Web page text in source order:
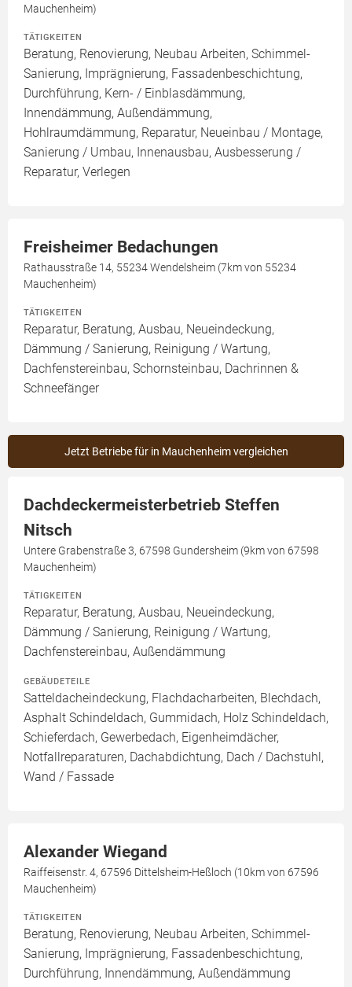
Mauchenheim)
TÄTIGKEITEN
Beratung, Renovierung, Neubau Arbeiten, Schimmel-
Sanierung, Imprägnierung, Fassadenbeschichtung,
Durchführung, Kern- / Einblasdämmung,
Innendämmung, Außendämmung,
Hohlraumdämmung, Reparatur, Neueinbau / Montage,
Sanierung / Umbau, Innenausbau, Ausbesserung /
Reparatur, Verlegen
Freisheimer Bedachungen
Rathausstraße 14, 55234 Wendelsheim (7km von 55234
Mauchenheim)
TÄTIGKEITEN
Reparatur, Beratung, Ausbau, Neueindeckung,
Dämmung / Sanierung, Reinigung / Wartung,
Dachfenstereinbau, Schornsteinbau, Dachrinnen &
Schneefänger
Jetzt Betriebe für in Mauchenheim vergleichen
Dachdeckermeisterbetrieb Steffen
Nitsch
Untere Grabenstraße 3, 67598 Gundersheim (9km von 67598
Mauchenheim)
TÄTIGKEITEN
Reparatur, Beratung, Ausbau, Neueindeckung,
Dämmung / Sanierung, Reinigung / Wartung,
Dachfenstereinbau, Außendämmung
GEBÄUDETEILE
Satteldacheindeckung, Flachdacharbeiten, Blechdach,
Asphalt Schindeldach, Gummidach, Holz Schindeldach,
Schieferdach, Gewerbedach, Eigenheimdächer,
Notfallreparaturen, Dachabdichtung, Dach / Dachstuhl,
Wand / Fassade
Alexander Wiegand
Raiffeisenstr. 4, 67596 Dittelsheim-Heßloch (10km von 67596
Mauchenheim)
TÄTIGKEITEN
Beratung, Renovierung, Neubau Arbeiten, Schimmel-
Sanierung, Imprägnierung, Fassadenbeschichtung,
Durchführung, Innendämmung, Außendämmung